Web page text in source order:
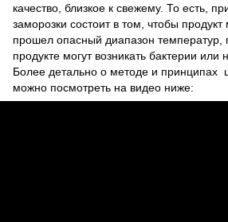
качество, близкое к свежему. То есть,
заморозки состоит в том, чтобы
прошел опасный диапазон температур,
продукте могут возникать бактерии
Более детально о методе и принципах
можно посмотреть на видео ниже: